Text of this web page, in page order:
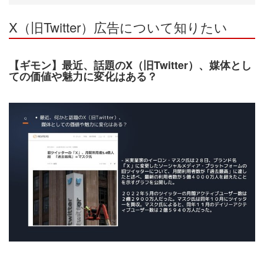
X（旧Twitter）広告について知りたい
【ギモン】最近、話題のX（旧Twitter）、媒体とし
ての価値や魅力に変化はある？